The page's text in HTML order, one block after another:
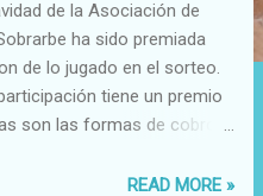
de la Asociación de
ha sido premiada
de lo jugado en el sorteo.
tiene un premio
son las formas de cobro :
y están fuera de la comarca
READ MORE »